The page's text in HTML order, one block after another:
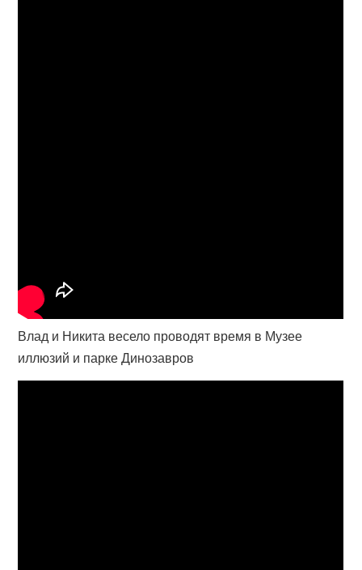
Влад и Никита весело проводят время в Музее
иллюзий и парке Динозавров